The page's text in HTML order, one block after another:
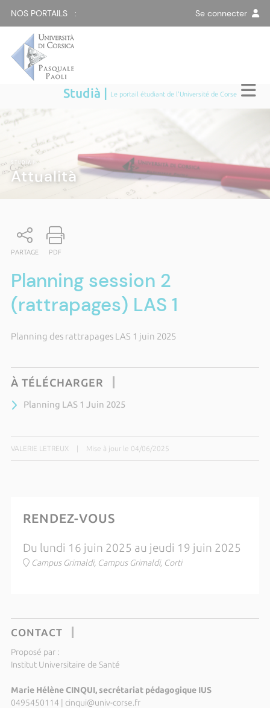
NOS PORTAILS : Se connecter
Studià | Le portail étudiant de l'Université de Corse
STUDIÀ
Attualità
PARTAGE PDF
Planning session 2
(rattrapages) LAS 1
Planning des rattrapages LAS 1 juin 2025
À TÉLÉCHARGER
Planning LAS 1 Juin 2025
VALERIE LETREUX Mise à jour le 04/06/2025
RENDEZ-VOUS
Du lundi 16 juin 2025 au jeudi 19 juin 2025
Campus Grimaldi, Campus Grimaldi, Corti
CONTACT
Proposé par :
Institut Universitaire de Santé
Marie Hélène CINQUI, secrétariat pédagogique IUS
0495450114 | cinqui@univ-corse.fr